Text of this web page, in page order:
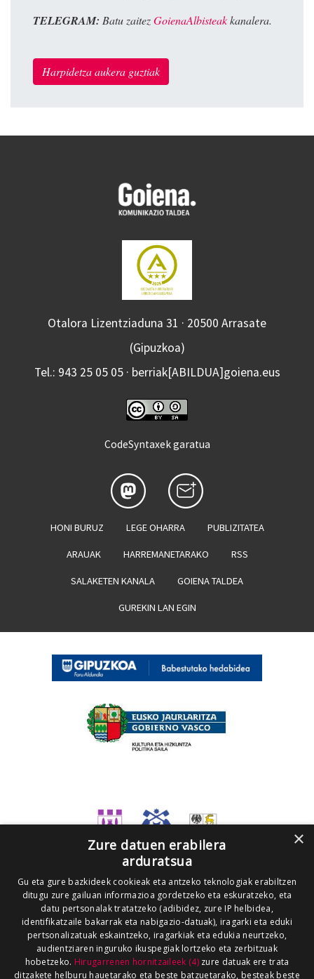
TELEGRAM: Batu zaitezGoienaAlbisteakkanalera.
Harpidetza aukera guztiak
Otalora Lizentziaduna 31 · 20500 Arrasate
(Gipuzkoa)
Tel.: 943 25 05 05 · berriak[ABILDUA]goiena.eus
CodeSyntaxek garatua
HONI BURUZ LEGE OHARRA PUBLIZITATEA
ARAUAK HARREMANETARAKO RSS
SALAKETEN KANALA GOIENA TALDEA
GUREKIN LAN EGIN
×
Zure datuen erabilera
arduratsua
Gu eta gure bazkideek cookieak eta antzeko teknologiak erabiltzen
ditugu zure gailuan informazioa gordetzeko eta eskuratzeko, eta
datu pertsonalak tratatzeko (adibidez, zure IP helbidea,
identifikatzaile bakarrak eta nabigazio-datuak), iragarki eta eduki
pertsonalizatuak eskaintzeko, iragarkiak eta edukia neurtzeko,
audientziaren inguruko ikuspegiak lortzeko eta zerbitzuak
hobetzeko. Hirugarrenen hornitzaileek (4)zure datuak ere trata
ditzakete helburu hauetarako eta beste batzuetarako, besteak beste